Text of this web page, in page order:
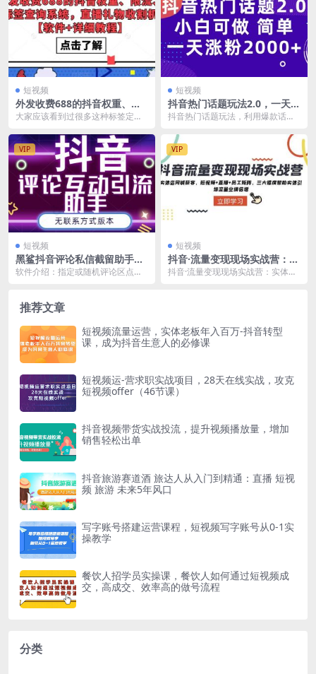
短视频
外发收费688的抖音权重、限
流、标签查询系统，直播礼物
大家应该看到过很多这种标签定位
错，就是这款软件 知...
短视频
抖音热门话题玩法2.0，一天涨
粉2000+（附软件+素材）
抖音热门话题玩法，利用爆款话
（文件夹） 杂烩表情...
VIP
短视频
黑鲨抖音评论私信截留助手！
永久软件 详细视频教程
软件介绍：指定或随机评论区点赞/
VIP
短视频
抖音·流量变现现场实战营：实
体店同城获客，短视频+直播
抖音·流量变现现场实战营：实体店
推荐文章
短视频流量运营，实体老板年入百万-抖音转型
课，成为抖音生意人的必修课
短视频运-营求职实战项目，28天在线实战，攻克
短视频offer（46节课）
抖音视频带货实战投流，提升视频播放量，增加
销售轻松出单
抖音旅游赛道酒 旅达人从入门到精通：直播 短视
频 旅游 未来5年风口
写字账号搭建运营课程，短视频写字账号从0-1实
操教学
餐饮人招学员实操课，餐饮人如何通过短视频成
交，高成交、效率高的做号流程
分类